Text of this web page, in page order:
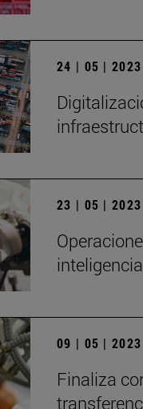
24 | 05 | 2023
23 | 05 | 2023
09 | 05 | 2023
Finaliza